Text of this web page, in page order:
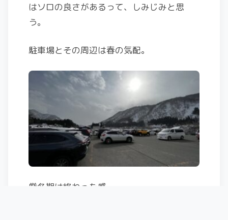
はソロの良さがあるって、しみじみと思
う。
駐車場とその周辺は春の気配。
厳冬期は終わった感。